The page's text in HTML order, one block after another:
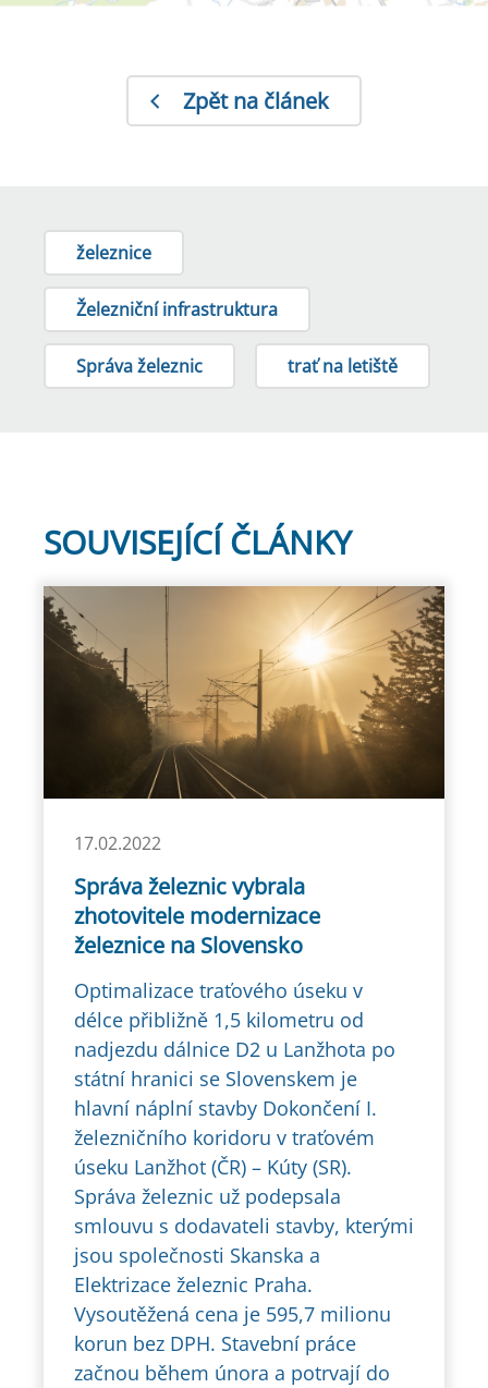
Zpět na článek
železnice
Železniční infrastruktura
Správa železnic trať na letiště
SOUVISEJÍCÍ ČLÁNKY
17.02.2022
Správa železnic vybrala
zhotovitele modernizace
železnice na Slovensko
Optimalizace traťového úseku v
délce přibližně 1,5 kilometru od
nadjezdu dálnice D2 u Lanžhota po
státní hranici se Slovenskem je
hlavní náplní stavby Dokončení I.
železničního koridoru v traťovém
úseku Lanžhot (ČR) – Kúty (SR).
Správa železnic už podepsala
smlouvu s dodavateli stavby, kterými
jsou společnosti Skanska a
Elektrizace železnic Praha.
Vysoutěžená cena je 595,7 milionu
korun bez DPH. Stavební práce
začnou během února a potrvají do